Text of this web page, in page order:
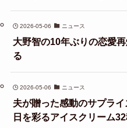
2026-05-06 ニュース
大野智の10年ぶりの恋愛
る
2026-05-06 ニュース
夫が贈った感動のサプラ
日を彩るアイスクリーム